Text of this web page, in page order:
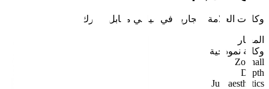
وكالات العلامة التجارية في ميامي مقابل محرك النمو
المعيار
وكالة نموذجية
Zouhall
Depth
Just aesthetics